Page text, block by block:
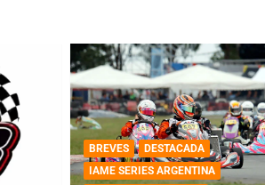
BREVES
DESTACADA
IAME SERIES ARGENTINA